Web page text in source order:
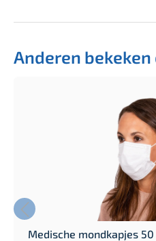
Anderen bekeken
Medische mondkapjes